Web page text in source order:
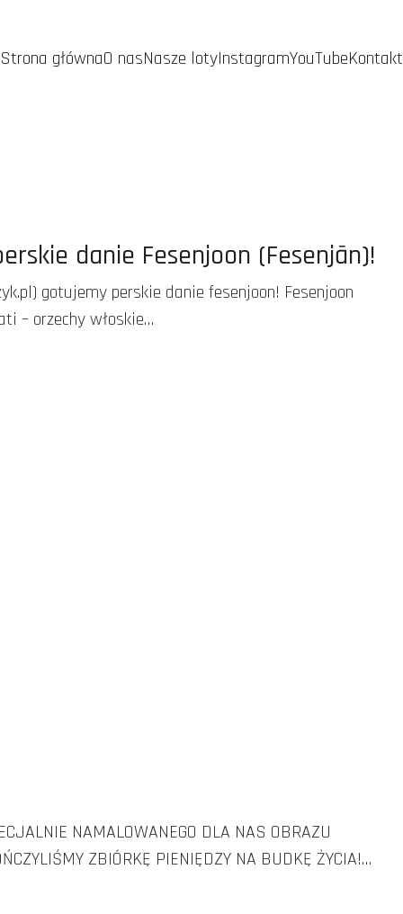
Strona głównaO nasNasze lotyInstagramYouTubeKontakt
danie Fesenjoon (Fesenjān)!
gotujemy perskie danie fesenjoon! Fesenjoon
– orzechy włoskie…
NAMALOWANEGO DLA NAS OBRAZU
ZBIÓRKĘ PIENIĘDZY NA BUDKĘ ŻYCIA!…